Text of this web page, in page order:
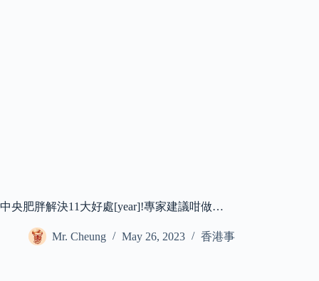
中央肥胖解決11大好處[year]!專家建議咁做…
Mr. Cheung May 26, 2023 香港事